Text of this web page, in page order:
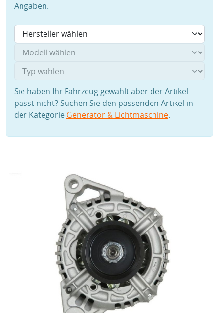
Angaben.
Sie haben Ihr Fahrzeug gewählt aber der Artikel
passt nicht? Suchen Sie den passenden Artikel in
der Kategorie Generator & Lichtmaschine.